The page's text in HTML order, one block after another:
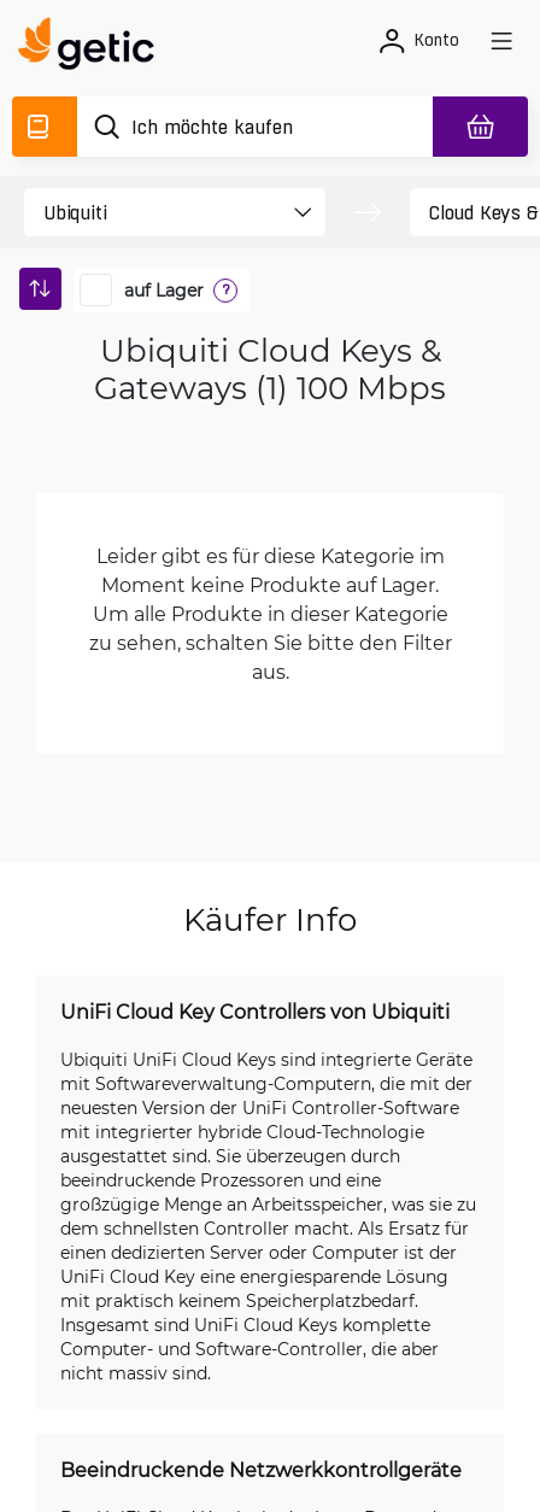
Konto
auf Lager ?
Ubiquiti Cloud Keys &
Gateways (1) 100 Mbps
Leider gibt es für diese Kategorie im
Moment keine Produkte auf Lager.
Um alle Produkte in dieser Kategorie
zu sehen, schalten Sie bitte den Filter
aus.
Käufer Info
UniFi Cloud Key Controllers von Ubiquiti
Ubiquiti UniFi Cloud Keys sind integrierte Geräte
mit Softwareverwaltung-Computern, die mit der
neuesten Version der UniFi Controller-Software
mit integrierter hybride Cloud-Technologie
ausgestattet sind. Sie überzeugen durch
beeindruckende Prozessoren und eine
großzügige Menge an Arbeitsspeicher, was sie zu
dem schnellsten Controller macht. Als Ersatz für
einen dedizierten Server oder Computer ist der
UniFi Cloud Key eine energiesparende Lösung
mit praktisch keinem Speicherplatzbedarf.
Insgesamt sind UniFi Cloud Keys komplette
Computer- und Software-Controller, die aber
nicht massiv sind.
Beeindruckende Netzwerkkontrollgeräte